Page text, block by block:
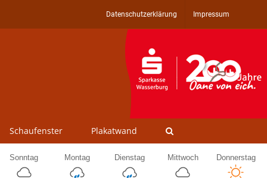
Datenschutzerklärung Impressum
Schaufenster Plakatwand